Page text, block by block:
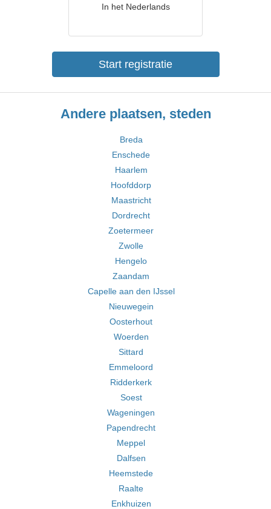
In het Nederlands
Start registratie
Andere plaatsen, steden
Breda
Enschede
Haarlem
Hoofddorp
Maastricht
Dordrecht
Zoetermeer
Zwolle
Hengelo
Zaandam
Capelle aan den IJssel
Nieuwegein
Oosterhout
Woerden
Sittard
Emmeloord
Ridderkerk
Soest
Wageningen
Papendrecht
Meppel
Dalfsen
Heemstede
Raalte
Enkhuizen